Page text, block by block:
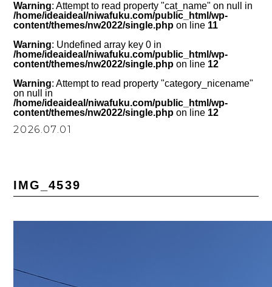
Warning: Attempt to read property "cat_name" on null in
/home/ideaideal/niwafuku.com/public_html/wp-
content/themes/nw2022/single.php on line 11
Warning: Undefined array key 0 in
/home/ideaideal/niwafuku.com/public_html/wp-
content/themes/nw2022/single.php on line 12
Warning: Attempt to read property "category_nicename"
on null in
/home/ideaideal/niwafuku.com/public_html/wp-
content/themes/nw2022/single.php on line 12
2026.07.01
IMG_4539